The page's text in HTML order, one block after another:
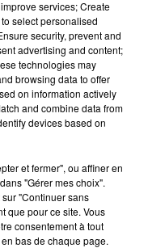
dans les bras
mettra-t-il une
à suivre...
à la vie de chatelain
clip
services; Create
select personalised
security, prevent and
advertising and content;
technologies may
browsing data to offer
on information actively
and combine data from
devices based on
et fermer", ou affiner en
"Gérer mes choix".
"Continuer sans
que pour ce site. Vous
consentement à tout
bas de chaque page.